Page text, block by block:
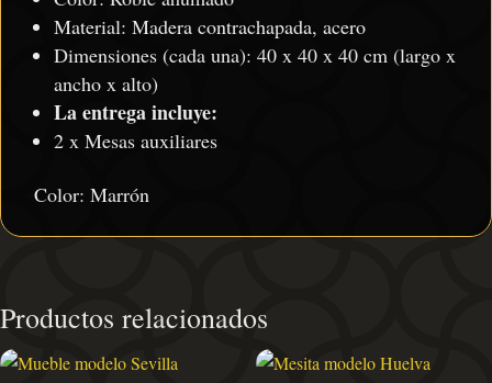
Material: Madera contrachapada, acero
Dimensiones (cada una): 40 x 40 x 40 cm (largo x
ancho x alto)
La entrega incluye:
2 x Mesas auxiliares
Color: Marrón
Productos relacionados